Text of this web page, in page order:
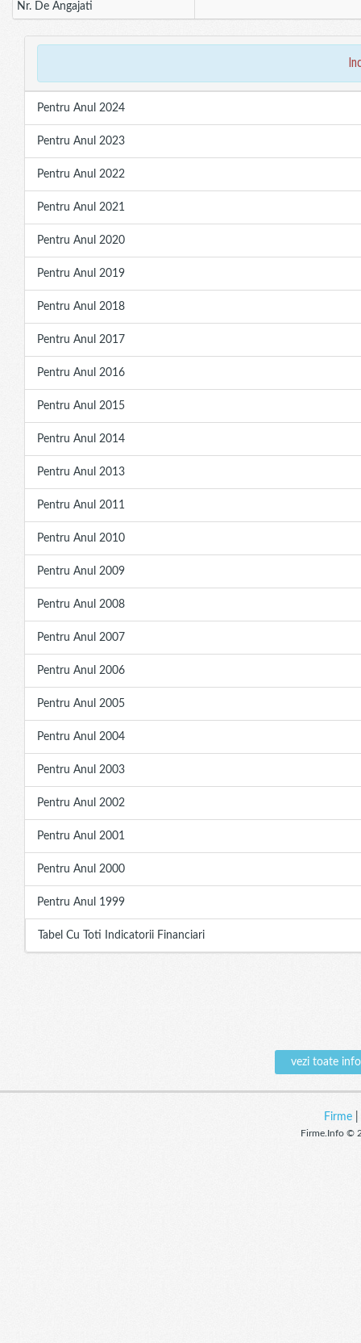
Nr. De Angajati
Pentru Anul 2024
Pentru Anul 2023
Pentru Anul 2022
Pentru Anul 2021
Pentru Anul 2020
Pentru Anul 2019
Pentru Anul 2018
Pentru Anul 2017
Pentru Anul 2016
Pentru Anul 2015
Pentru Anul 2014
Pentru Anul 2013
Pentru Anul 2011
Pentru Anul 2010
Pentru Anul 2009
Pentru Anul 2008
Pentru Anul 2007
Pentru Anul 2006
Pentru Anul 2005
Pentru Anul 2004
Pentru Anul 2003
Pentru Anul 2002
Pentru Anul 2001
Pentru Anul 2000
Pentru Anul 1999
Tabel Cu Toti Indicatorii Financiari
vezi toate
Firme|
Firme.Info ©